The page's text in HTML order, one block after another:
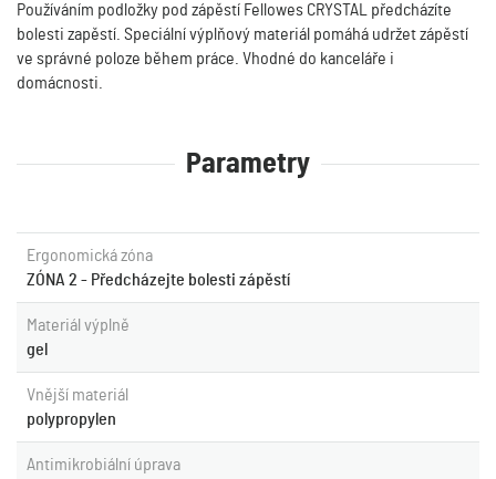
Používáním podložky pod zápěstí Fellowes CRYSTAL předcházíte
bolesti zapěstí. Speciální výplňový materiál pomáhá udržet zápěstí
ve správné poloze během práce. Vhodné do kanceláře i
domácnosti.
Parametry
Ergonomická zóna
ZÓNA 2 - Předcházejte bolesti zápěstí
Materiál výplně
gel
Vnější materiál
polypropylen
Antimikrobiální úprava